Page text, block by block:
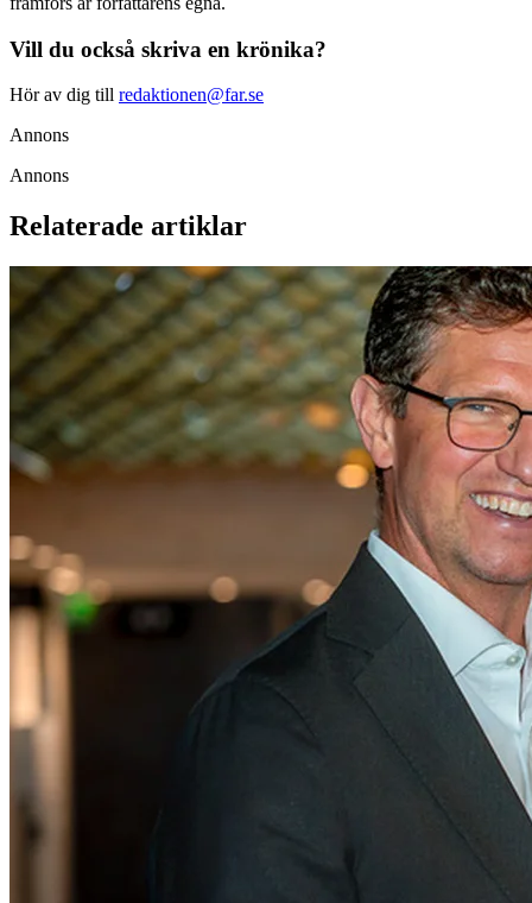
Vill du också skriva en krönika?
Hör av dig till redaktionen@far.se
Annons
Annons
Relaterade artiklar